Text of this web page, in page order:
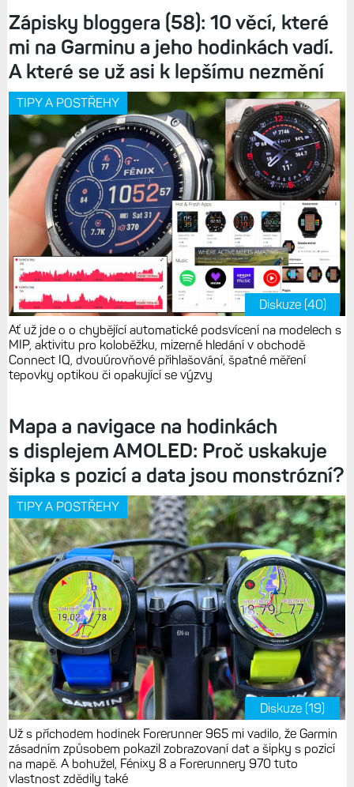
Zápisky bloggera (58): 10 věcí, které
mi na Garminu a jeho hodinkách vadí.
A které se už asi k lepšímu nezmění
TIPY A POSTŘEHY
Diskuze (40)
Ať už jde o o chybějící automatické podsvícení na modelech s
MIP, aktivitu pro koloběžku, mizerné hledání v obchodě
Connect IQ, dvouúrovňové přihlašování, špatné měření
tepovky optikou či opakující se výzvy
Mapa a navigace na hodinkách
s displejem AMOLED: Proč uskakuje
šipka s pozicí a data jsou monstrózní?
TIPY A POSTŘEHY
Diskuze (19)
Už s příchodem hodinek Forerunner 965 mi vadilo, že Garmin
zásadním způsobem pokazil zobrazovaní dat a šipky s pozicí
na mapě. A bohužel, Fénixy 8 a Forerunnery 970 tuto
vlastnost zdědily také